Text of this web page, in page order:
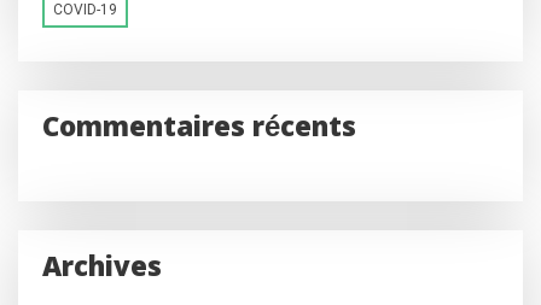
COVID-19
Commentaires récents
Archives